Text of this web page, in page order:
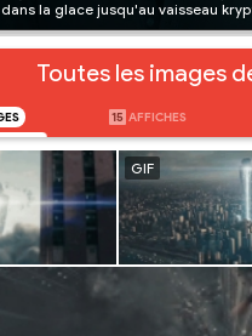
dans la glace jusqu'au vaisseau
Toutes les images
15 AFFICHES